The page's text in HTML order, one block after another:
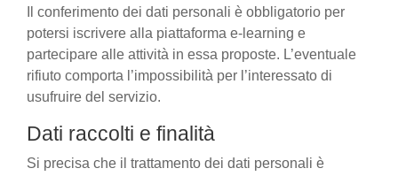
Il conferimento dei dati personali è obbligatorio per
potersi iscrivere alla piattaforma e-learning e
partecipare alle attività in essa proposte. L’eventuale
rifiuto comporta l’impossibilità per l’interessato di
usufruire del servizio.
Dati raccolti e finalità
Si precisa che il trattamento dei dati personali è